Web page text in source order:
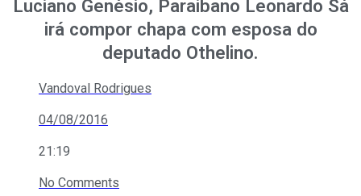
Luciano Genésio, Paraibano Leonardo Sá
irá compor chapa com esposa do
deputado Othelino.
Vandoval Rodrigues
04/08/2016
21:19
No Comments